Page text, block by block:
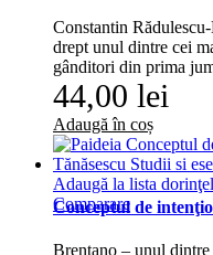
Constantin
drept unul dintre cei
gânditori din prima
44,00 lei
Adaugă în coș
Adaugă la lista
Comparare
Conceptul de
Brentano – unul